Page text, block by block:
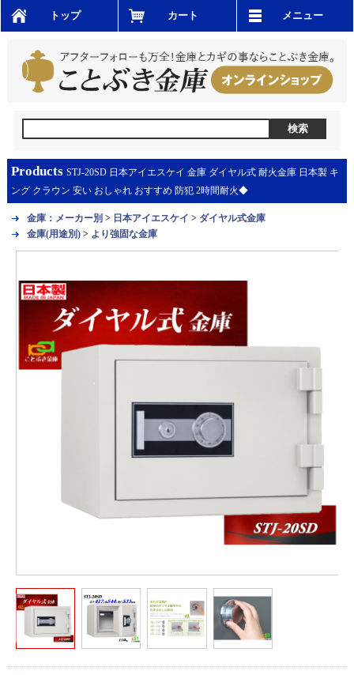
トップ カート メニュー
Products STJ-20SD 日本アイエスケイ 金庫 ダイヤル式 耐火金庫 日本製 キ
ング クラウン 安い おしゃれ おすすめ 防犯 2時間耐火◆
金庫：メーカー別 > 日本アイエスケイ > ダイヤル式金庫
金庫(用途別)> より強固な金庫